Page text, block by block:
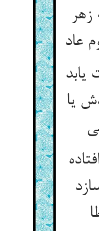
عاد
یا